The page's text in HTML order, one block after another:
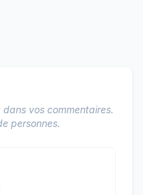
vos commentaires.
personnes.